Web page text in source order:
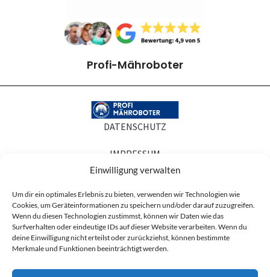
Einwilligung verwalten
Um dir ein optimales Erlebnis zu bieten, verwenden wir Technologien wie
Cookies, um Geräteinformationen zu speichern und/oder darauf zuzugreifen.
Wenn du diesen Technologien zustimmst, können wir Daten wie das
Surfverhalten oder eindeutige IDs auf dieser Website verarbeiten. Wenn du
deine Einwilligung nicht erteilst oder zurückziehst, können bestimmte
Merkmale und Funktionen beeinträchtigt werden.
Profi-Mähroboter
DATENSCHUTZ
IMPRESSUM
AGB
Produktabbildungen dienen der Illustration. Sie können Zubehör oder
Ausstattung zeigen, die nicht zum Lieferumfang gehören, und in Details vom
Artikelbeschreibung.